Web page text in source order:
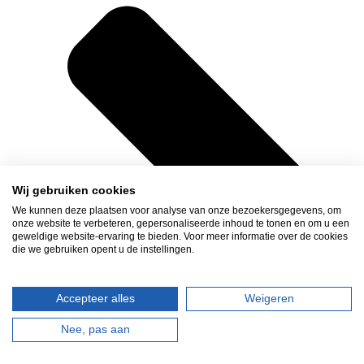
Wij gebruiken cookies
We kunnen deze plaatsen voor analyse van onze bezoekersgegevens, om
onze website te verbeteren, gepersonaliseerde inhoud te tonen en om u een
geweldige website-ervaring te bieden. Voor meer informatie over de cookies
die we gebruiken opent u de instellingen.
Accepteer alles Weigeren
Nee, pas aan